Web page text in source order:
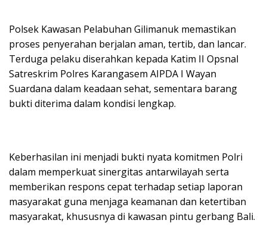
Polsek Kawasan Pelabuhan Gilimanuk memastikan
proses penyerahan berjalan aman, tertib, dan lancar.
Terduga pelaku diserahkan kepada Katim II Opsnal
Satreskrim Polres Karangasem AIPDA I Wayan
Suardana dalam keadaan sehat, sementara barang
bukti diterima dalam kondisi lengkap.
Keberhasilan ini menjadi bukti nyata komitmen Polri
dalam memperkuat sinergitas antarwilayah serta
memberikan respons cepat terhadap setiap laporan
masyarakat guna menjaga keamanan dan ketertiban
masyarakat, khususnya di kawasan pintu gerbang Bali.